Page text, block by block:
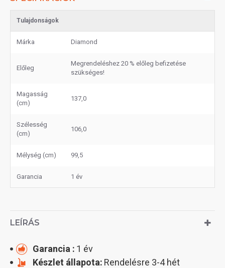
Tulajdonságok
Márka Diamond
Előleg
Megrendeléshez 20 % előleg befizetése
szükséges!
Magasság
(cm)
137,0
Szélesség
(cm)
106,0
Mélység (cm) 99,5
Garancia 1 év
LEÍRÁS
Garancia : 1 év
Készlet állapota: Rendelésre 3-4 hét